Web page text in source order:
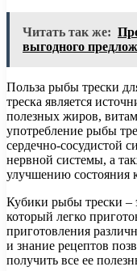
Читать так же:
выгодного
Польза рыбы трески
треска является
полезных жиров,
употребление рыбы
сердечно-сосудистой
нервной системы, а
улучшению состояния
Кубики рыбы трески –
который легко
приготовления
и знание рецептов
получить все ее